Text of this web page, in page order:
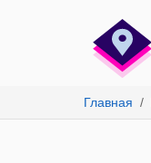
Главная